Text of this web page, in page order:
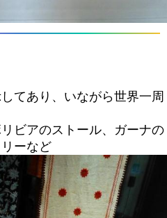
てあり、いながら世界一周
ビアのストール、ガーナの
ーなど